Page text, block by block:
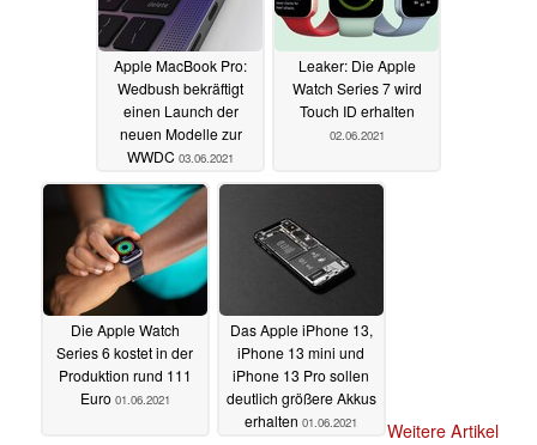
Apple MacBook Pro:
Wedbush bekräftigt
einen Launch der
neuen Modelle zur
WWDC 03.06.2021
Leaker: Die Apple
Watch Series 7 wird
Touch ID erhalten
02.06.2021
Die Apple Watch
Series 6 kostet in der
Produktion rund 111
Euro 01.06.2021
Das Apple iPhone 13,
iPhone 13 mini und
iPhone 13 Pro sollen
deutlich größere Akkus
erhalten 01.06.2021
Weitere Artikel